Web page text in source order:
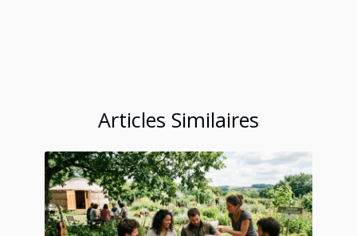
Articles Similaires